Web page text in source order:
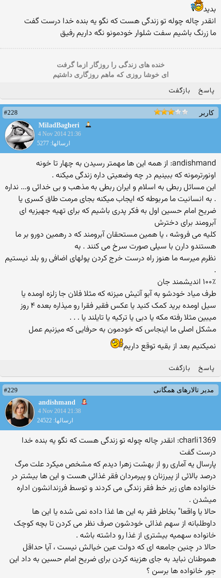
بدید
انقدر چاله چوله تو زندگی هست که نگو یه بنده خدا درست گفت
ما زرنگ باشیم سفت شلوار خودمونو نگه داریم رفیق
خنده های زندگی را روزگار ازما گرفت
ای خوشا روزی که ماهم روزگاری داشتیم
پاسخ بازگفت
کاربر
#228
MiladBagheri
4 Nov 2014 21:36
ارسالها: 5277
andishmand: از همه این ها مهمتر رسیدن به چهار تا خونه
اونورترمونه که ببینیم در چه وضعیتی داره زندگی میکنه .
این مسائل ربطی به اسلام و ایران ربطی به مذهب و بی خدائی و... نداره
. به انسانیت ما مربوطه که ایجاب میکنه بجای مرمت طاق کسری یا
ضریح امام حسین اول به فکر پدری باشیم که برای تهیه جهیزیه ای
آبرومند برای دخترش
کلیه می فروشه ، یا همین مستحقان آبرومند که د رهمین دورو بر ما
هستندو دارن با سیلی صورت سرخ می کنند . به
نظرم میرسه ما هنوز راه درست خرج کردن پولهای اضافی رو بلد نیستیم
.
۱۰۰٪ اندیشمند جان
طرف میاد خودشو به آبو آتیش میزنه که مثلا فلان جا زلزه اومده یا
سیل اومده برید کمک کنید یا عکس فقیر فقرا رو میذاره بعده ۴ روز
میبین مثلا رفته مکه یا دبی یا ترکیه یا تایلند یا . . .
مشکل اصلی ما اینجاس که خودمون به حرفایی که میزنیم عمل
نمیکنیم بعد از بقیه توقع داریم
پاسخ بازگفت
مدیر تالارهای همگانی
#229
andishmand
4 Nov 2014 21:38
ارسالها: 24522
charli1369: انقدر چاله چوله تو زندگی هست که نگو یه بنده خدا
درست گفت
پارسال یه آماری رو از بهشت زهرا دیدم که مشخص میکرد علت مرگ
درصد بالائی از پیرزنان و پیرمردان فقر غذائی هست و این ها بیشتر در
خانواده های زیر خط فقر زندگی می کردند و توسط فرزندانشون اداره
میشدن .
حالا یا واقعا" بخاطر فقر به این ها غذا داده نمی شده یا این ها
داوطلبانه از سهم غذائی خودشون صرف نظر می کردن تا بچه کوچک
خانواده سهمیه بیشتری از غذا رو داشته باشه .
حالا در چنین جامعه ای که دولت عین خیالش نیست ، آیا حداقل
هموطنان نباید به جای هزینه کردن برای ضریح امام حسین به داد این
جور خانواده ها برسن ؟